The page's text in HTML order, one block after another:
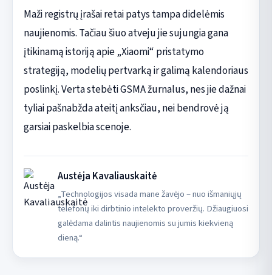
Maži registrų įrašai retai patys tampa didelėmis
naujienomis. Tačiau šiuo atveju jie sujungia gana
įtikinamą istoriją apie „Xiaomi“ pristatymo
strategiją, modelių pertvarką ir galimą kalendoriaus
poslinkį. Verta stebėti GSMA žurnalus, nes jie dažnai
tyliai pašnabžda ateitį anksčiau, nei bendrovė ją
garsiai paskelbia scenoje.
Austėja Kavaliauskaitė
„Technologijos visada mane žavėjo – nuo išmaniųjų
telefonų iki dirbtinio intelekto proveržių. Džiaugiuosi
galėdama dalintis naujienomis su jumis kiekvieną
dieną.“